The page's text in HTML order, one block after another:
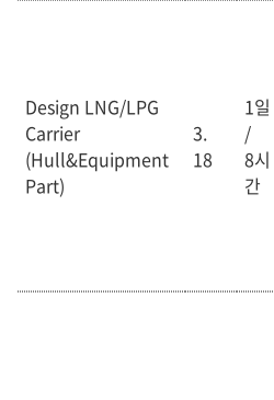
Design LNG/LPG
Carrier
(Hull&Equipment
Part)
3.
18
1일
/
8시
간